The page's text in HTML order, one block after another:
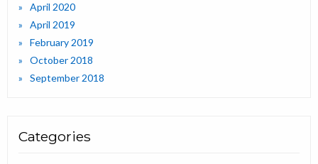
April 2020
April 2019
February 2019
October 2018
September 2018
Categories